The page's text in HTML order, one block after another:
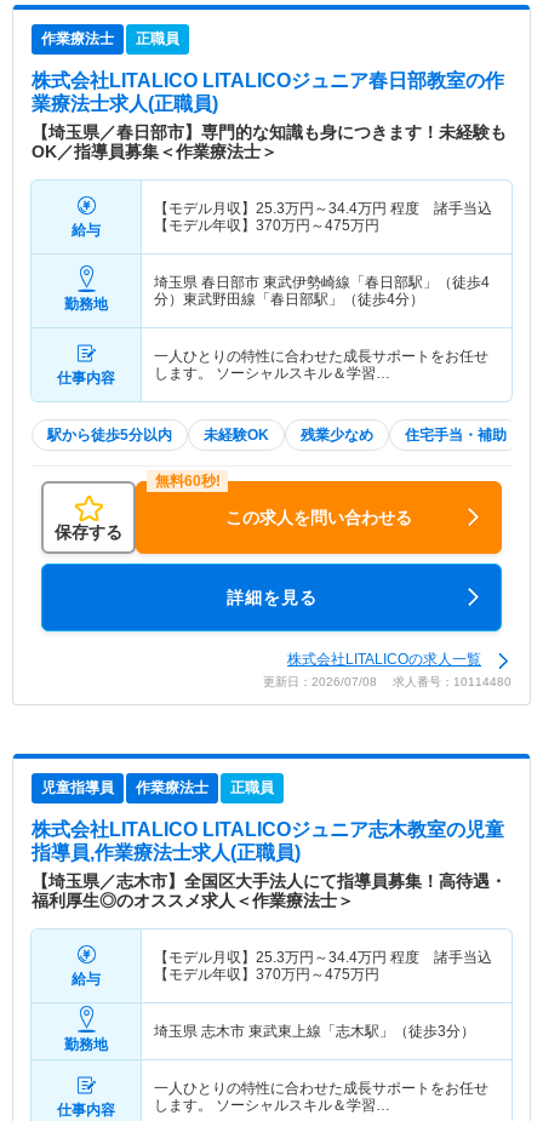
作業療法士 正職員
株式会社LITALICO LITALICOジュニア春日部教室の作
業療法士求人(正職員)
【埼玉県／春日部市】専門的な知識も身につきます！未経験も
OK／指導員募集＜作業療法士＞
給与
【モデル月収】 25.3万円～34.4万円 程度 諸手当込
【モデル年収】 370万円～475万円
勤務地
埼玉県 春日部市 東武伊勢崎線「春日部駅」（徒歩4
分）東武野田線「春日部駅」（徒歩4分）
仕事内容
一人ひとりの特性に合わせた成長サポートをお任せ
します。 ソーシャルスキル＆学習…
駅から徒歩5分以内 未経験OK 残業少なめ 住宅手当・補助
保存する
この求人を問い合わせる
詳細を見る
株式会社LITALICOの求人一覧
更新日：2026/07/08 求人番号：10114480
児童指導員 作業療法士 正職員
株式会社LITALICO LITALICOジュニア志木教室の児童
指導員,作業療法士求人(正職員)
【埼玉県／志木市】全国区大手法人にて指導員募集！高待遇・
福利厚生◎のオススメ求人＜作業療法士＞
給与
【モデル月収】 25.3万円～34.4万円 程度 諸手当込
【モデル年収】 370万円～475万円
勤務地
埼玉県 志木市 東武東上線「志木駅」（徒歩3分）
仕事内容
一人ひとりの特性に合わせた成長サポートをお任せ
します。 ソーシャルスキル＆学習…